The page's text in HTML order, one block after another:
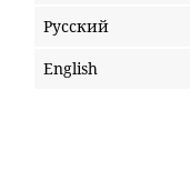
Русский
English